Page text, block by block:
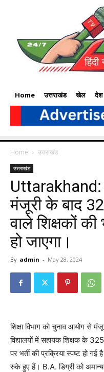
Home उत्तराखंड खेल देश
Home उत्तराखंड
उत्तराखंड
मंजूरी के बाद
वाले शिक्षकों की
हो जाएगा।
By admin - May 28, 2024
शिक्षा विभाग को चुनाव आयोग से
विद्यालयों में सहायक शिक्षक के
पर भर्ती की प्रक्रिया स्पष्ट
रुके हुए हैं। B.A. डिग्री को